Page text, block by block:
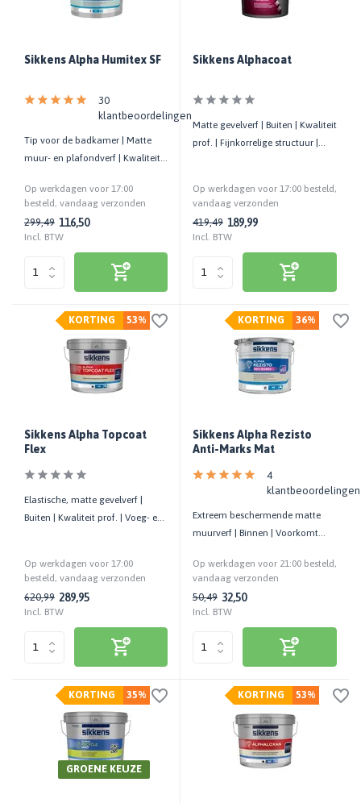
Sikkens Alpha Humitex SF
30
klantbeoordelingen
Tip voor de badkamer | Matte
muur- en plafondverf | Kwaliteit
Op werkdagen voor 17:00
besteld, vandaag verzonden
299,49 116,50
Incl. BTW
Sikkens Alphacoat
Matte gevelverf | Buiten | Kwaliteit
prof. | Fijnkorrelige structuur |
Op werkdagen voor 17:00 besteld,
vandaag verzonden
419,49 189,99
Incl. BTW
53%
KORTING
Sikkens Alpha Topcoat
Flex
Elastische, matte gevelverf |
Buiten | Kwaliteit prof. | Voeg- en
Op werkdagen voor 17:00
besteld, vandaag verzonden
620,99 289,95
Incl. BTW
36%
KORTING
Sikkens Alpha Rezisto
Anti-Marks Mat
4
klantbeoordelingen
Extreem beschermende matte
muurverf | Binnen | Voorkomt
Op werkdagen voor 21:00 besteld,
vandaag verzonden
50,49 32,50
Incl. BTW
GROENE KEUZE
35%
KORTING 53%
KORTING